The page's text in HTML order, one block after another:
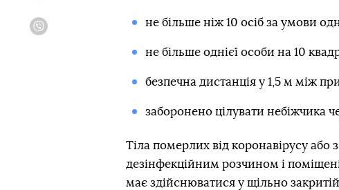
не більше ніж 10 осіб за умови
не більше однієї особи на 10
безпечна дистанція у 1,5 м між
заборонено цілувати небіжчика
Тіла померлих від коронавірусу або
дезінфекційним розчином і
має здійснюватися у щільно закритій